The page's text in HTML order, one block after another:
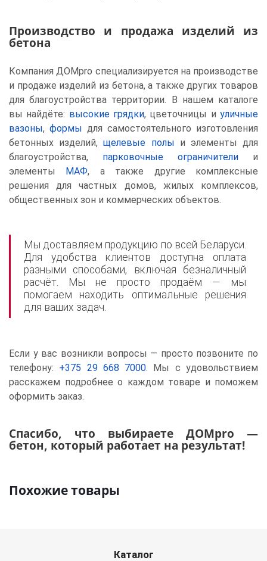
Производство и продажа изделий из
бетона
Компания ДОМpro специализируется на производстве
и продаже изделий из бетона, а также других товаров
для благоустройства территории. В нашем каталоге
вы найдёте: высокие грядки, цветочницы иуличные
вазоны, формы для самостоятельного изготовления
бетонных изделий,щелевые полы и элементы для
благоустройства, парковочные ограничители и
элементы МАФ, а также другие комплексные
решения для частных домов, жилых комплексов,
общественных зон и коммерческих объектов.
Мы доставляем продукцию по всей Беларуси.
Для удобства клиентов доступна оплата
разными способами, включая безналичный
расчёт. Мы не просто продаём — мы
помогаем находить оптимальные решения
для ваших задач.
Если у вас возникли вопросы — просто позвоните по
телефону: +375 29 668 7000. Мы с удовольствием
расскажем подробнее о каждом товаре и поможем
оформить заказ.
Спасибо, что выбираете ДОМpro —
бетон, который работает на результат!
Похожие товары
Каталог